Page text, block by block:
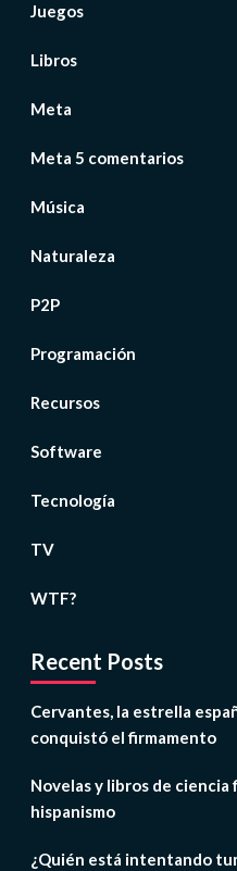
Juegos
Libros
Meta
Meta 5 comentarios
Música
Naturaleza
P2P
Programación
Recursos
Software
Tecnología
TV
WTF?
Recent Posts
Cervantes, la estrella
conquistó el firmamento
Novelas y libros de
hispanismo
¿Quién está intentando